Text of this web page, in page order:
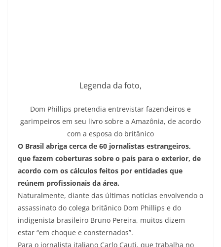
Legenda da foto,
Dom Phillips pretendia entrevistar fazendeiros e
garimpeiros em seu livro sobre a Amazônia, de acordo
com a esposa do britânico
O Brasil abriga cerca de 60 jornalistas estrangeiros,
que fazem coberturas sobre o país para o exterior, de
acordo com os cálculos feitos por entidades que
reúnem profissionais da área.
Naturalmente, diante das últimas notícias envolvendo o
assassinato do colega britânico Dom Phillips e do
indigenista brasileiro Bruno Pereira, muitos dizem
estar “em choque e consternados”.
Para o jornalista italiano Carlo Cauti, que trabalha no